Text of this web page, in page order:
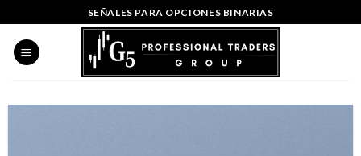
to
content
SEÑALES PARA OPCIONES BINARIAS